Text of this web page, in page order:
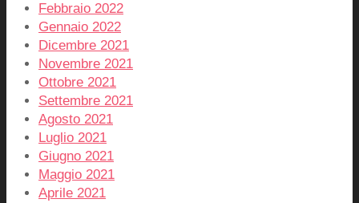
Febbraio 2022
Gennaio 2022
Dicembre 2021
Novembre 2021
Ottobre 2021
Settembre 2021
Agosto 2021
Luglio 2021
Giugno 2021
Maggio 2021
Aprile 2021